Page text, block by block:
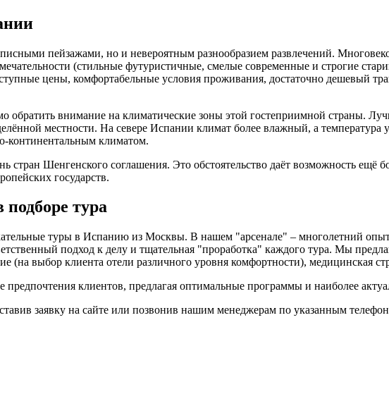
пейзажами, но и невероятным разнообразием развлечений.
(стильные футуристичные, смелые современные и строгие
цены, комфортабельные условия проживания, достаточно дешевый
обратить внимание на климатические зоны этой гостеприимной страны.
местности. На севере Испании климат более влажный, а
континентальным климатом.
стран Шенгенского соглашения. Это обстоятельство даёт возможность ещё
государств.
тура
туры в Испанию из Москвы. В нашем "арсенале" – многолетний опыт
подход к делу и тщательная "проработка" каждого тура. Мы
(на выбор клиента отели различного уровня комфортности), медицинская
клиентов, предлагая оптимальные программы и наиболее
заявку на сайте или позвонив нашим менеджерам по указанным